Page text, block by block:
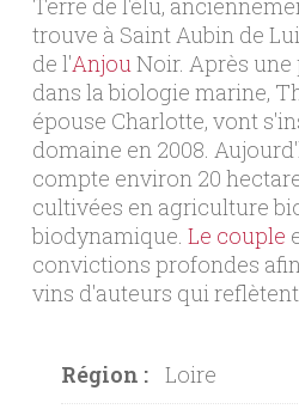
Terre de l'élu,
trouve à Saint Aubin de
de l'AnjouNoir. Après
dans la biologie marine,
épouse Charlotte, vont
domaine en 2008.
compte environ 20
cultivées en agriculture
biodynamique. Le couple
convictions profondes
vins d'auteurs qui
Région : Loire